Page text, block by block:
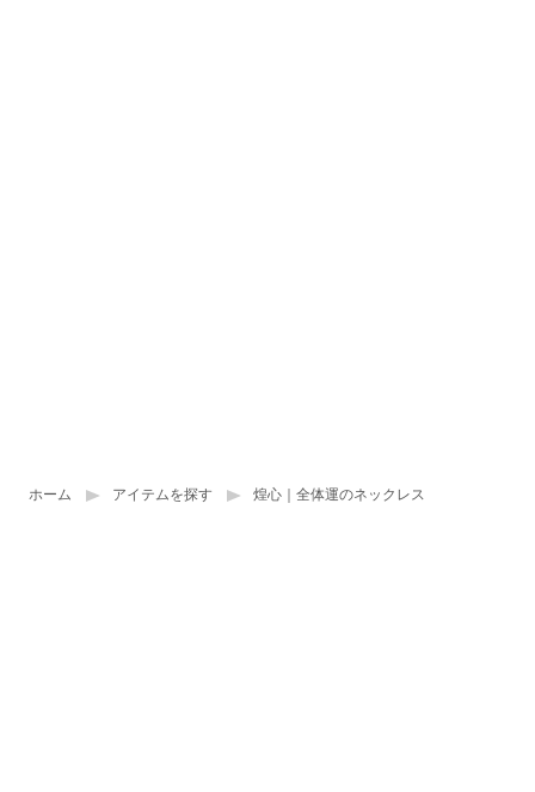
ホーム アイテムを探す 煌心｜全体運のネックレス